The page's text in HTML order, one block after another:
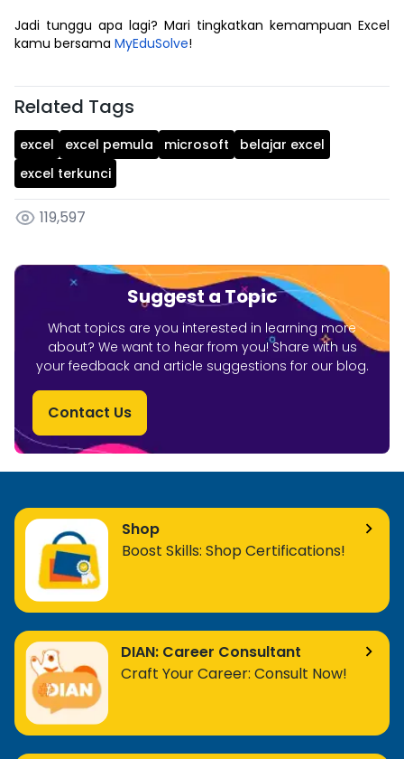
Jadi tunggu apa lagi? Mari tingkatkan kemampuan Excel
kamu bersama MyEduSolve!
Related Tags
excel excel pemula microsoft
belajar excel
excel terkunci
119,597
Suggest a Topic
What topics are you interested in learning more
about? We want to hear from you! Share with us
your feedback and article suggestions for our blog.
Contact Us
Shop
Boost Skills: Shop Certifications!
DIAN: Career Consultant
Craft Your Career: Consult Now!